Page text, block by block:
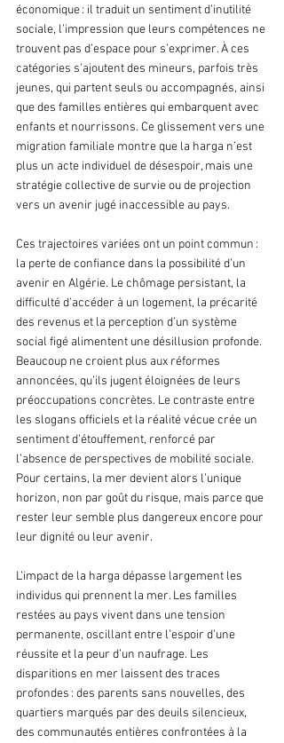
économique : il traduit un sentiment d’inutilité
sociale, l’impression que leurs compétences ne
trouvent pas d’espace pour s’exprimer. À ces
catégories s’ajoutent des mineurs, parfois très
jeunes, qui partent seuls ou accompagnés, ainsi
que des familles entières qui embarquent avec
enfants et nourrissons. Ce glissement vers une
migration familiale montre que la harga n’est
plus un acte individuel de désespoir, mais une
stratégie collective de survie ou de projection
vers un avenir jugé inaccessible au pays.
Ces trajectoires variées ont un point commun :
la perte de confiance dans la possibilité d’un
avenir en Algérie. Le chômage persistant, la
difficulté d’accéder à un logement, la précarité
des revenus et la perception d’un système
social figé alimentent une désillusion profonde.
Beaucoup ne croient plus aux réformes
annoncées, qu’ils jugent éloignées de leurs
préoccupations concrètes. Le contraste entre
les slogans officiels et la réalité vécue crée un
sentiment d’étouffement, renforcé par
l’absence de perspectives de mobilité sociale.
Pour certains, la mer devient alors l’unique
horizon, non par goût du risque, mais parce que
rester leur semble plus dangereux encore pour
leur dignité ou leur avenir.
L’impact de la harga dépasse largement les
individus qui prennent la mer. Les familles
restées au pays vivent dans une tension
permanente, oscillant entre l’espoir d’une
réussite et la peur d’un naufrage. Les
disparitions en mer laissent des traces
profondes : des parents sans nouvelles, des
quartiers marqués par des deuils silencieux,
des communautés entières confrontées à la